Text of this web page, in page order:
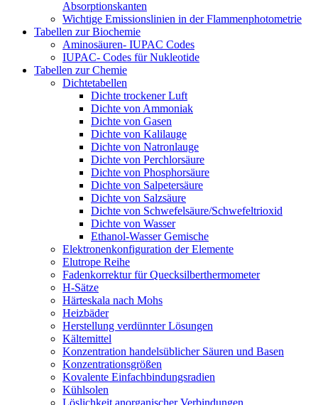
Absorptionskanten
Wichtige Emissionslinien in der Flammenphotometrie
Tabellen zur Biochemie
Aminosäuren- IUPAC Codes
IUPAC- Codes für Nukleotide
Tabellen zur Chemie
Dichtetabellen
Dichte trockener Luft
Dichte von Ammoniak
Dichte von Gasen
Dichte von Kalilauge
Dichte von Natronlauge
Dichte von Perchlorsäure
Dichte von Phosphorsäure
Dichte von Salpetersäure
Dichte von Salzsäure
Dichte von Schwefelsäure/Schwefeltrioxid
Dichte von Wasser
Ethanol-Wasser Gemische
Elektronenkonfiguration der Elemente
Elutrope Reihe
Fadenkorrektur für Quecksilberthermometer
H-Sätze
Härteskala nach Mohs
Heizbäder
Herstellung verdünnter Lösungen
Kältemittel
Konzentration handelsüblicher Säuren und Basen
Konzentrationsgrößen
Kovalente Einfachbindungsradien
Kühlsolen
Löslichkeit anorganischer Verbindungen